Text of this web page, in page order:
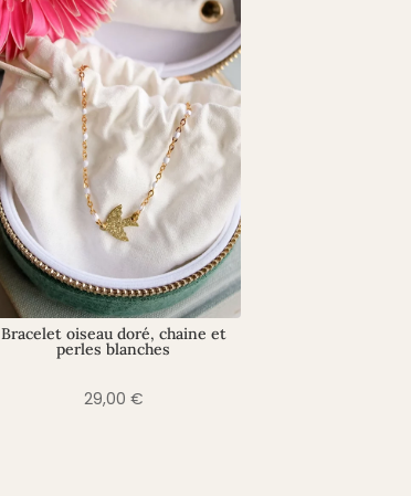
Bracelet oiseau doré, chaine et
perles blanches
29,00 €